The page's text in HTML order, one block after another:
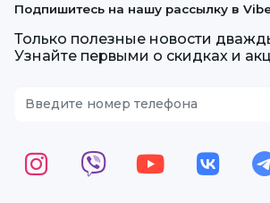
Подпишитесь на нашу рассылку в
Только полезные новости
Узнайте первыми о скидках и